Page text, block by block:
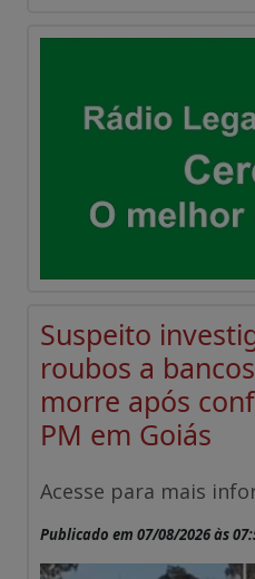
Suspeito
roubos a
morre após
PM em Goiás
Acesse para mais
Publicado em 07/08/2026 às